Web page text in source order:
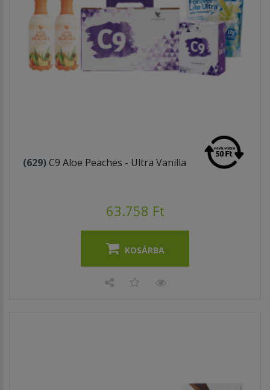
(629)C9 Aloe Peaches - Ultra Vanilla
63.758 Ft
KOSÁRBA